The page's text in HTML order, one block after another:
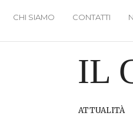
CHI SIAMO CONTATTI
IL
ATTUALITÀ